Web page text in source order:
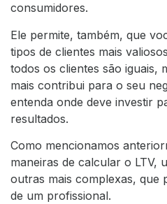
consumidores.
Ele permite, também, que
tipos de clientes mais
todos os clientes são iguais,
mais contribui para o seu
entenda onde deve investir
resultados.
Como mencionamos
maneiras de calcular o LTV,
outras mais complexas, que
de um profissional.